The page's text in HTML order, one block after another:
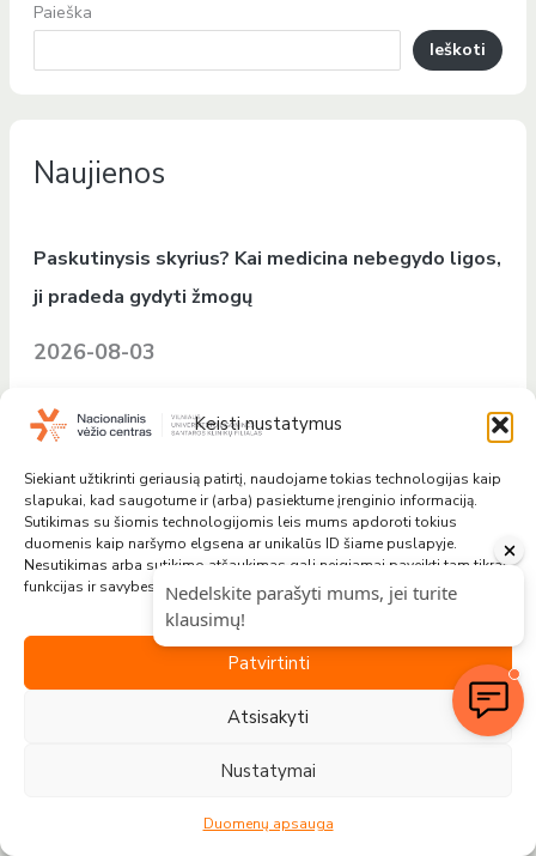
Keisti nustatymus
Siekiant užtikrinti geriausią patirtį, naudojame tokias technologijas kaip
slapukai, kad saugotume ir (arba) pasiektume įrenginio informaciją.
Sutikimas su šiomis technologijomis leis mums apdoroti tokius
duomenis kaip naršymo elgsena ar unikalūs ID šiame puslapyje.
Nesutikimas arba sutikimo atšaukimas gali neigiamai paveikti tam tikras
funkcijas ir savybes.
Patvirtinti
Atsisakyti
Nustatymai
Duomenų apsauga
Paieška
Ieškoti
Naujienos
Paskutinysis skyrius? Kai medicina nebegydo ligos,
ji pradeda gydyti žmogų
2026-08-03
Naujos sudėties Nacionalinei vėžio tarybai
2026-07-15
Baigėsi Vilniaus tarptautinė onkologijos vasaros
mokykla 2026 – stipresnė, didesnė ir labiau